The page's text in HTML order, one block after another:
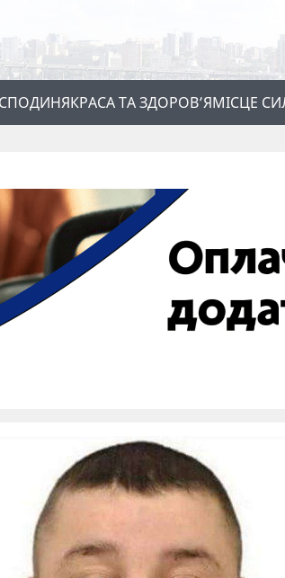
КРАСА ТА ЗДОРОВ’ЯМІСЦЕ